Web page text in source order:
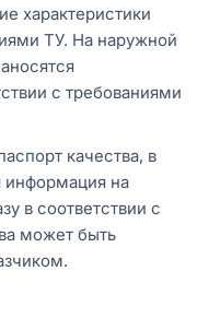
характеристики
ТУ. На наружной
с требованиями
качества, в
информация на
в соответствии с
может быть